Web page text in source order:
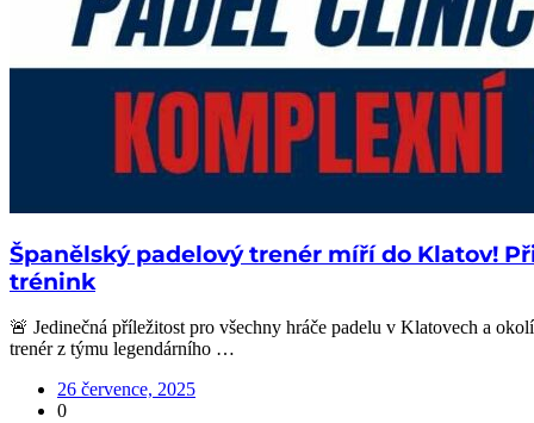
Španělský padelový trenér míří do Klatov!
trénink
🚨 Jedinečná příležitost pro všechny hráče padelu v Klatovech a
trenér z týmu legendárního …
26 července, 2025
0